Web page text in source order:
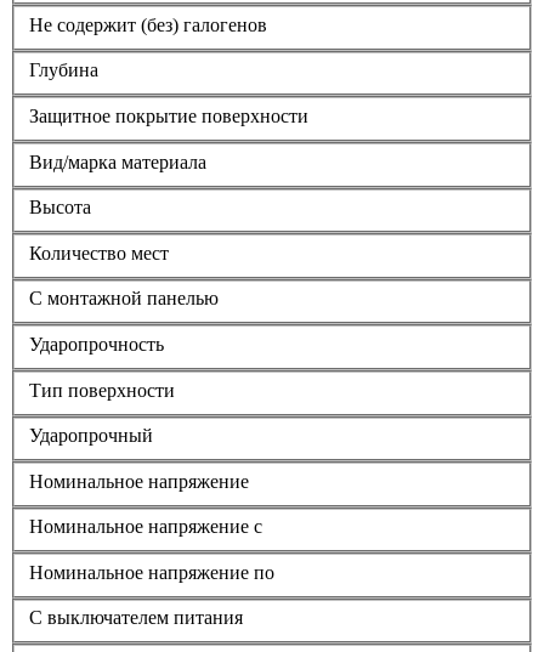
Не содержит (без) галогенов
Глубина
Защитное покрытие поверхности
Вид/марка материала
Высота
Количество мест
С монтажной панелью
Ударопрочность
Тип поверхности
Ударопрочный
Номинальное напряжение
Номинальное напряжение с
Номинальное напряжение по
С выключателем питания